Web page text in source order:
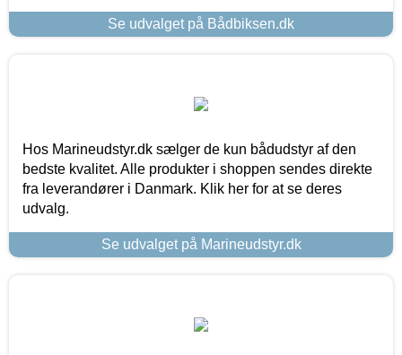
Se udvalget på Bådbiksen.dk
Hos Marineudstyr.dk sælger de kun bådudstyr af den
bedste kvalitet. Alle produkter i shoppen sendes direkte
fra leverandører i Danmark. Klik her for at se deres
udvalg.
Se udvalget på Marineudstyr.dk